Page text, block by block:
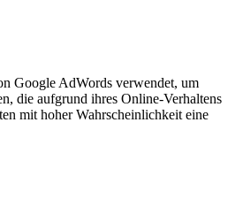
Google AdWords verwendet, um
die aufgrund ihres Online-Verhaltens
mit hoher Wahrscheinlichkeit eine